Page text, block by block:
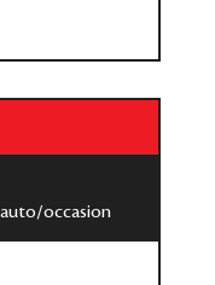
auto/occasion